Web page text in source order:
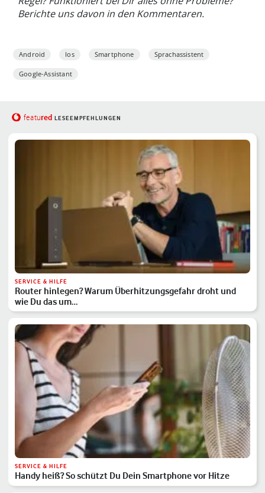
Berichte uns davon in den Kommentaren.
Android Ios Smartphone Sprachassistent
Google-Assistant
featured LESEEMPFEHLUNGEN
SERVICE & HILFE
Router hinlegen? Warum Überhitzungsgefahr droht und
wie Du das um…
SERVICE & HILFE
Handy heiß? So schützt Du Dein Smartphone vor Hitze